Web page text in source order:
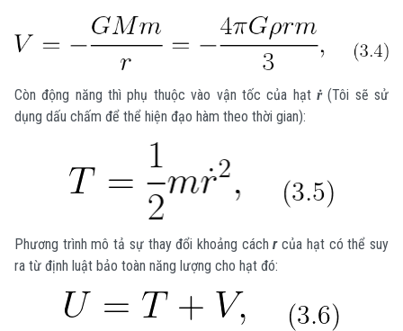
Còn động năng thì phụ thuộc vào vận tốc của hạt ṙ(Tôi sẽ sử
dụng dấu chấm để thể hiện đạo hàm theo thời gian):
Phương trình mô tả sự thay đổi khoảng cách rcủa hạt có thể suy
ra từ định luật bảo toàn năng lượng cho hạt đó: